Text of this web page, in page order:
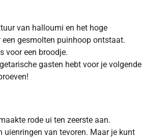
van halloumi en het hoge
gesmolten puinhoop ontstaat.
voor een broodje.
gasten hebt voor je volgende
rode ui ten zeerste aan.
uienringen van tevoren. Maar je kunt